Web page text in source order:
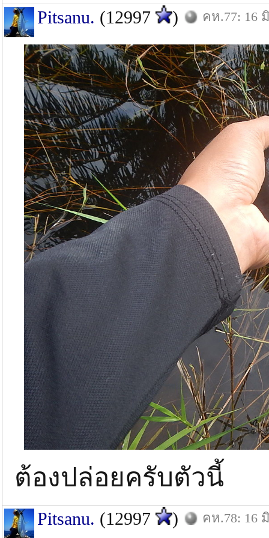
Pitsanu. (12997 ) คห.77: 16
ต้องปล่อยครับตัวนี้
Pitsanu. (12997 ) คห.78: 16